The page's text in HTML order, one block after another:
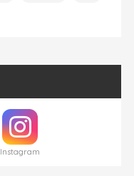
Instagram